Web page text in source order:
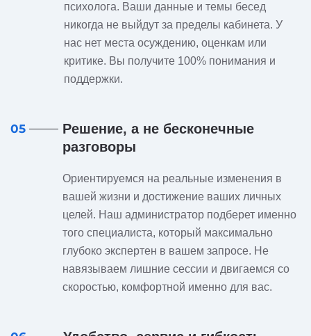
психолога. Ваши данные и темы бесед
никогда не выйдут за пределы кабинета. У
нас нет места осуждению, оценкам или
критике. Вы получите 100% понимания и
поддержки.
05
Решение, а не бесконечные
разговоры
Ориентируемся на реальные изменения в
вашей жизни и достижение ваших личных
целей. Наш администратор подберет именно
того специалиста, который максимально
глубоко экспертен в вашем запросе. Не
навязываем лишние сессии и двигаемся со
скоростью, комфортной именно для вас.